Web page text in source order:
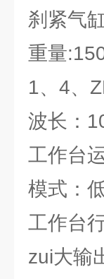
刹紧气
重量
1、4、
波长：
工作台
模式：
工作台
zui大输